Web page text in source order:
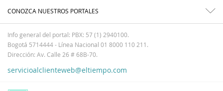
CONOZCA NUESTROS PORTALES
Info general del portal: PBX: 57 (1) 2940100.
Bogotá 5714444 - Línea Nacional 01 8000 110 211.
Dirección: Av. Calle 26 # 68B-70.
servicioalclienteweb@eltiempo.com